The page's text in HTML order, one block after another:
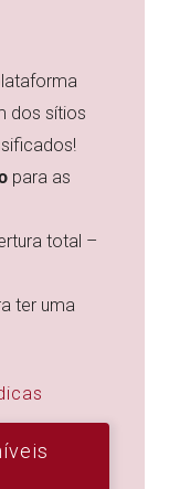
dos sítios
para as
total –
ter uma